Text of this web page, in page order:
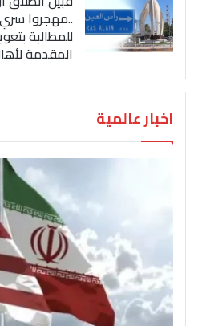
..مهجروا
للمطالبة
المقدمة
اخبار عالمية